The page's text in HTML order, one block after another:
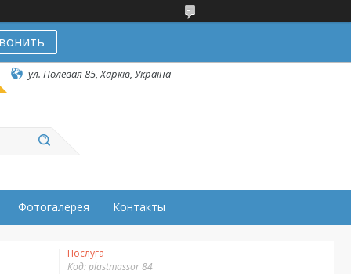
ул. Полевая 85, Харків, Україна
Фотогалерея Контакты
Послуга
Код:plastmassor 84